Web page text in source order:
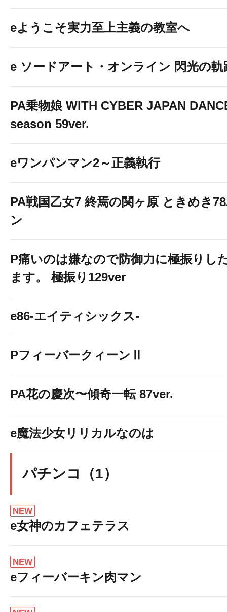
eようこそ実力至上主義の教室へ
e ソードアート・オンライン 閃光の軌
PA乗物娘 WITH CYBER JAPAN
season 59ver.
eワンパンマン2～正義執行
PA戦国乙女7 終焉の関ヶ原 ときめき
ン
P痛いのは嫌なので防御力に極振りし
ます。 極振り129ver
e86-エイティシックス-
PフィーバークィーンⅡ
PA花の慶次〜傾奇一転 87ver.
e魔法少女リリカルなのは
パチンコ（1）
NEW
e女神のカフェテラス
NEW
eフィーバーキン肉マン